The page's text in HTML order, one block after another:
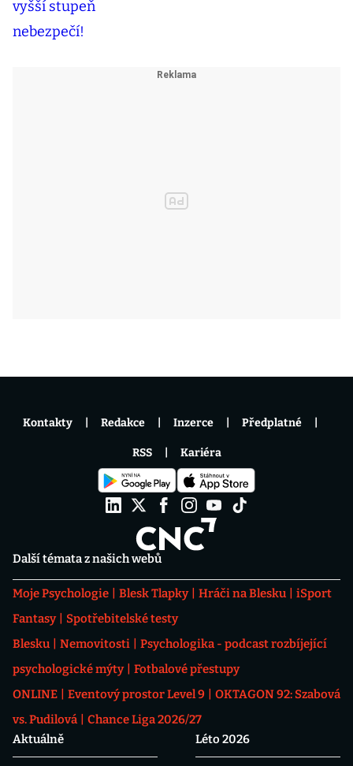
Další témata z našich webů
Moje Psychologie Blesk Tlapky Hráči na Blesku
iSport
Fantasy
Spotřebitelské testy
Blesku
Nemovitosti
Psychologika - podcast rozbíjející
psychologické mýty
Fotbalové přestupy
ONLINE
Eventový prostor Level 9
OKTAGON 92: Szabová
vs. Pudilová
Chance Liga 2026/27
Aktuálně
Léto 2026
Kontakty Redakce Inzerce Předplatné
RSS Kariéra